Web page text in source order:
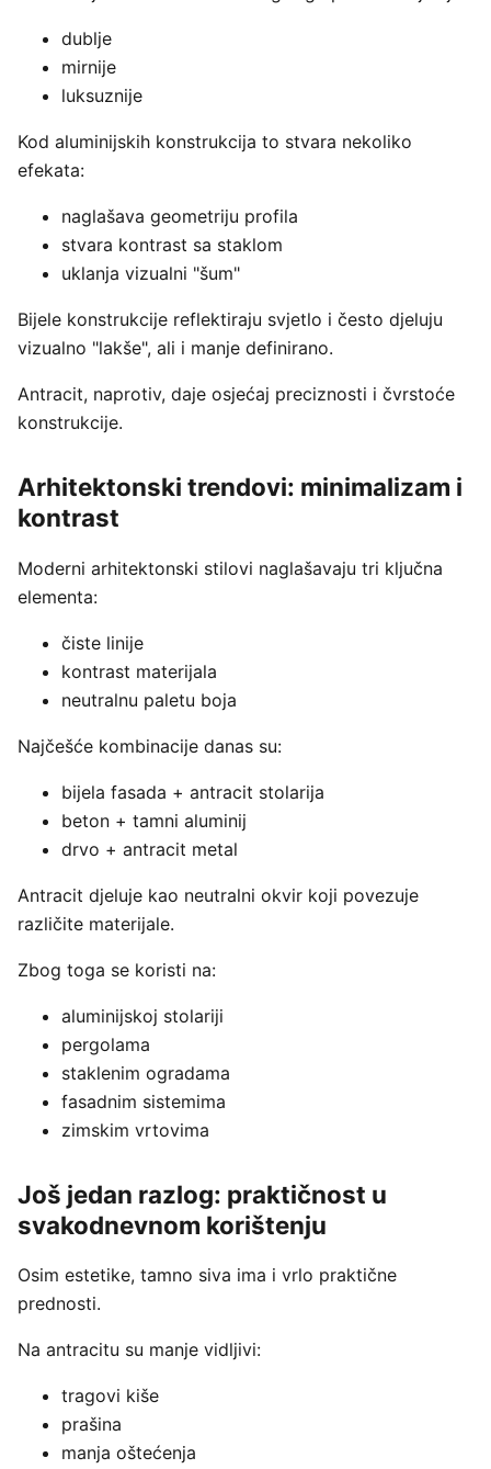
dublje
mirnije
luksuznije
Kod aluminijskih konstrukcija to stvara nekoliko
efekata:
naglašava geometriju profila
stvara kontrast sa staklom
uklanja vizualni "šum"
Bijele konstrukcije reflektiraju svjetlo i često djeluju
vizualno "lakše", ali i manje definirano.
Antracit, naprotiv, daje osjećaj preciznosti i čvrstoće
konstrukcije.
Arhitektonski trendovi: minimalizam i
kontrast
Moderni arhitektonski stilovi naglašavaju tri ključna
elementa:
čiste linije
kontrast materijala
neutralnu paletu boja
Najčešće kombinacije danas su:
bijela fasada + antracit stolarija
beton + tamni aluminij
drvo + antracit metal
Antracit djeluje kao neutralni okvir koji povezuje
različite materijale.
Zbog toga se koristi na:
aluminijskoj stolariji
pergolama
staklenim ogradama
fasadnim sistemima
zimskim vrtovima
Još jedan razlog: praktičnost u
svakodnevnom korištenju
Osim estetike, tamno siva ima i vrlo praktične
prednosti.
Na antracitu su manje vidljivi:
tragovi kiše
prašina
manja oštećenja